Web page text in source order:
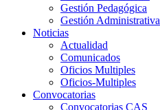
Gestión Pedagógica
Gestión Administrativa
Noticias
Actualidad
Comunicados
Oficios Multiples
Oficios-Multiples
Convocatorias
Convocatorias CAS